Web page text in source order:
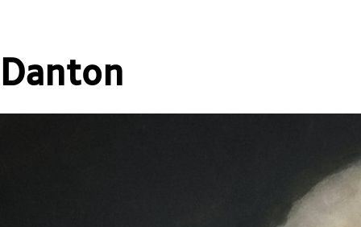
Danton